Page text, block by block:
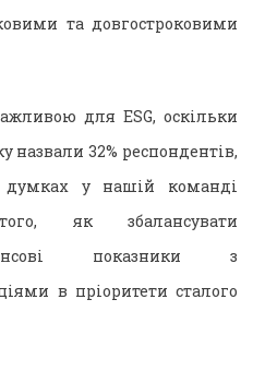
та довгостроковими
для ESG, оскільки
32% респондентів,
думках у нашій команді
як збалансувати
показники з
в пріоритети сталого